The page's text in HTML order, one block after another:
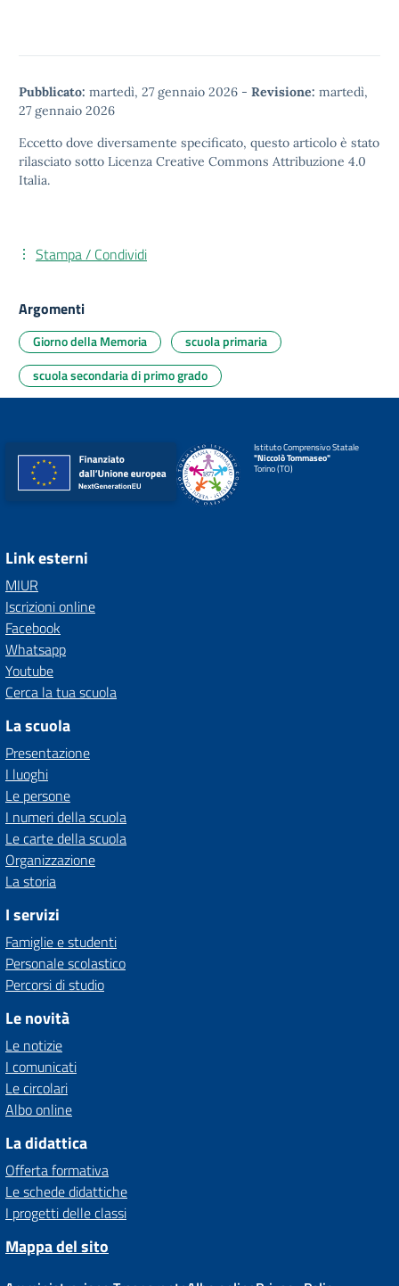
Pubblicato: martedì, 27 gennaio 2026 - Revisione: martedì,
27 gennaio 2026
Eccetto dove diversamente specificato, questo articolo è stato
rilasciato sotto Licenza Creative Commons Attribuzione 4.0
Italia.
Stampa / Condividi
Argomenti
Giorno della Memoria
scuola primaria
scuola secondaria di primo grado
Istituto Comprensivo Statale
"Niccolò Tommaseo"
Torino (TO)
Link esterni
MIUR
Iscrizioni online
Facebook
Whatsapp
Youtube
Cerca la tua scuola
La scuola
Presentazione
I luoghi
Le persone
I numeri della scuola
Le carte della scuola
Organizzazione
La storia
I servizi
Famiglie e studenti
Personale scolastico
Percorsi di studio
Le novità
Le notizie
I comunicati
Le circolari
Albo online
La didattica
Offerta formativa
Le schede didattiche
I progetti delle classi
Mappa del sito